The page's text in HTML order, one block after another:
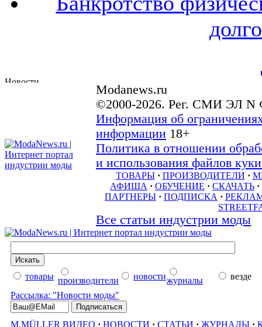
Modanews.ru
©2000-2026. Рег. СМИ ЭЛ N
Информация об
информации 18+
Политика в отношении
и использования файлов
ТОВАРЫ · ПРОИЗВОДИТЕЛИ ·
АФИША · ОБУЧЕНИЕ · СКАЧАТЬ ·
ПАРТНЕРЫ · ПОДПИСКА ·
Все статьи индустрии моды
товары производители новостижурналы
везде
Рассылка: "Новости моды"
M.MÜLLER ВИДЕО · НОВОСТИ · СТАТЬИ · ЖУРНАЛЫ ·